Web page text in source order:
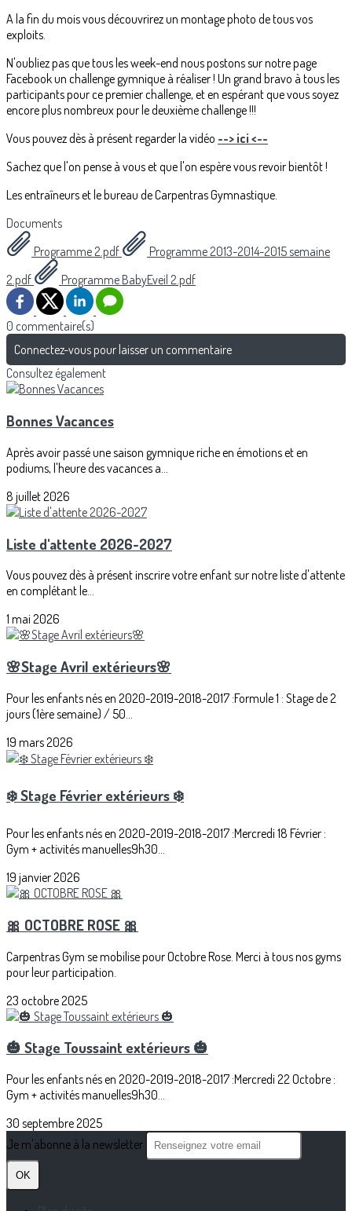
A la fin du mois vous découvrirez un montage photo de tous vos
exploits.
N'oubliez pas que tous les week-end nous postons sur notre page
Facebook un challenge gymnique à réaliser ! Un grand bravo à tous les
participants pour ce premier challenge, et en espérant que vous soyez
encore plus nombreux pour le deuxième challenge !!!
Vous pouvez dès à présent regarder la vidéo --> ici <--
Sachez que l'on pense à vous et que l'on espère vous revoir bientôt !
Les entraîneurs et le bureau de Carpentras Gymnastique.
Documents
Programme 2.pdf
Programme 2013-2014-2015 semaine
2.pdf
Programme BabyEveil 2.pdf
0 commentaire(s)
Connectez-vous pour laisser un commentaire
Consultez également
Bonnes Vacances
Après avoir passé une saison gymnique riche en émotions et en
podiums, l'heure des vacances a...
8 juillet 2026
Liste d'attente 2026-2027
Vous pouvez dès à présent inscrire votre enfant sur notre liste d'attente
en complétant le...
1 mai 2026
🌸Stage Avril extérieurs🌸
Pour les enfants nés en 2020-2019-2018-2017 :Formule 1 : Stage de 2
jours (1ère semaine) / 50...
19 mars 2026
❄️ Stage Février extérieurs ❄️
Pour les enfants nés en 2020-2019-2018-2017 :Mercredi 18 Février :
Gym + activités manuelles9h30...
19 janvier 2026
🎀 OCTOBRE ROSE 🎀
Carpentras Gym se mobilise pour Octobre Rose. Merci à tous nos gyms
pour leur participation.
23 octobre 2025
🎃 Stage Toussaint extérieurs 🎃
Pour les enfants nés en 2020-2019-2018-2017 :Mercredi 22 Octobre :
Gym + activités manuelles9h30...
30 septembre 2025
Je m'abonne à la newsletter
OK